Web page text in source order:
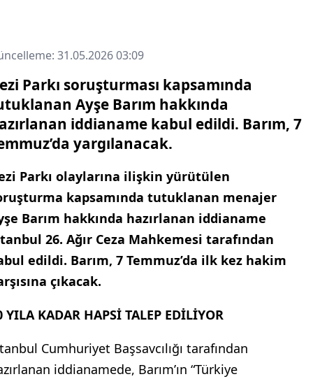
31.05.2026 03:09
Parkı soruşturması kapsamında
Ayşe Barım hakkında
iddianame kabul edildi. Barım, 7
yargılanacak.
Parkı olaylarına ilişkin yürütülen
kapsamında tutuklanan menajer
Barım hakkında hazırlanan iddianame
26. Ağır Ceza Mahkemesi tarafından
edildi. Barım, 7 Temmuz’da ilk kez hakim
çıkacak.
YILA KADAR HAPSİ TALEP EDİLİYOR
Cumhuriyet Başsavcılığı tarafından
iddianamede, Barım’ın “Türkiye